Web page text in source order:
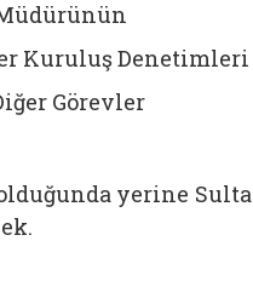
Kuruluş Denetimleri
Görevler
yerine